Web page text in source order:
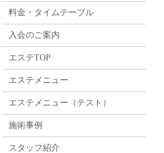
料金・タイムテーブル
入会のご案内
エステTOP
エステメニュー
エステメニュー（テスト）
施術事例
スタッフ紹介